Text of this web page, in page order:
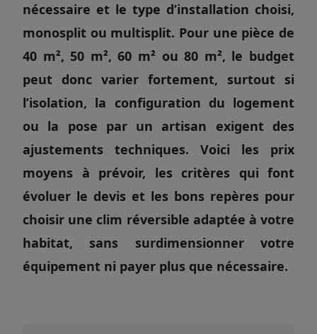
nécessaire et le type d’installation choisi,
monosplit ou multisplit. Pour une pièce de
40 m², 50 m², 60 m² ou 80 m², le budget
peut donc varier fortement, surtout si
l’isolation, la configuration du logement
ou la pose par un artisan exigent des
ajustements techniques. Voici les prix
moyens à prévoir, les critères qui font
évoluer le devis et les bons repères pour
choisir une clim réversible adaptée à votre
habitat, sans surdimensionner votre
équipement ni payer plus que nécessaire.